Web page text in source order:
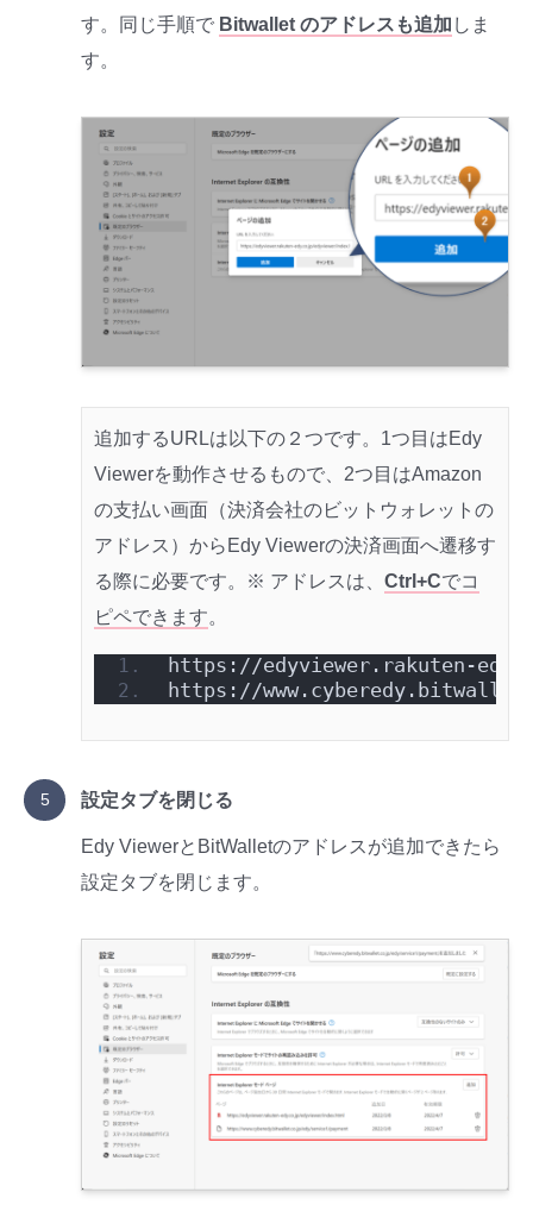
す。同じ手順で Bitwallet のアドレスも追加 しま
す。
追加するURLは以下の２つです。1つ目はEdy
Viewerを動作させるもので、2つ目はAmazon
の支払い画面（決済会社のビットウォレットの
アドレス）からEdy Viewerの決済画面へ遷移す
る際に必要です。※ アドレスは、 Ctrl+Cでコ
ピペできます。
https://edyviewer.rakuten-
https://
設定タブを閉じる
Edy ViewerとBitWalletのアドレスが追加できたら
設定タブを閉じます。